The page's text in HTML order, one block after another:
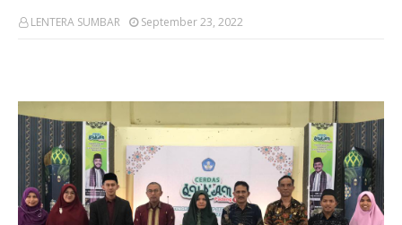
LENTERA SUMBAR September 23, 2022